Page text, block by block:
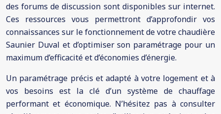
des forums de discussion sont disponibles sur internet.
Ces ressources vous permettront d’approfondir vos
connaissances sur le fonctionnement de votre chaudière
Saunier Duval et d’optimiser son paramétrage pour un
maximum d’efficacité et d’économies d’énergie.
Un paramétrage précis et adapté à votre logement et à
vos besoins est la clé d’un système de chauffage
performant et économique. N’hésitez pas à consulter